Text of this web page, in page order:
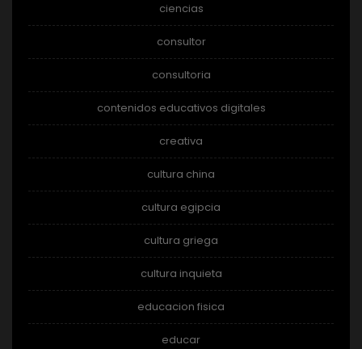
ciencias
consultor
consultoria
contenidos educativos digitales
creativa
cultura china
cultura egipcia
cultura griega
cultura inquieta
educacion fisica
educar